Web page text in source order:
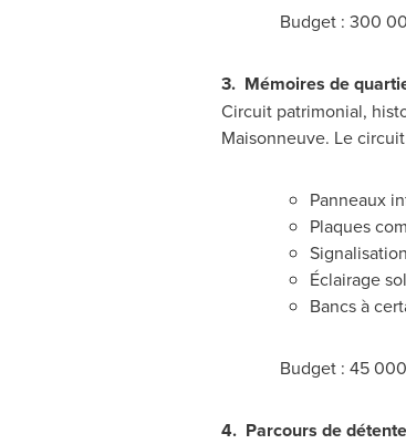
Budget : 300
3. Mémoires de
Circuit patrimonial,
Maisonneuve. Le
Panneaux
Plaques
Signalisation
Éclairage
Bancs à
Budget : 45
4. Parcours de